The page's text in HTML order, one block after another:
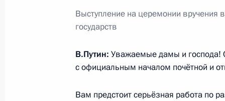
Главы государств и правительств
7 октября 2012 года, 18:30
Выступление на церемонии вручения
государств
В.Путин: Уважаемые дамы и господа!
с официальным началом почётной и
Вам предстоит серьёзная работа по